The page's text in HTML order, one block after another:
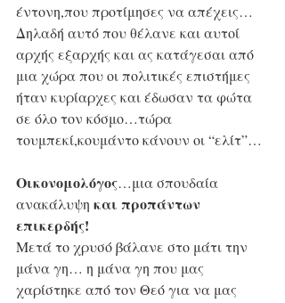
έντονη,που προτίμησες να απέχεις…
Δηλαδή αυτό που θέλανε και αυτοί
αρχής εξαρχής και ας κατάγεσαι από
μια χώρα που οι πολιτικές επιστήμες
ήταν κυρίαρχες και έδωσαν τα φώτα
σε όλο τον κόσμο…τώρα
τουμπεκί,κουμάντο κάνουν οι “ελίτ”…
Οικονομολόγος…μια σπουδαία
ανακάλυψη και προπάντων
επικερδής!
Μετά το χρυσό βάλανε στο μάτι την
μάνα γη… η μάνα γη που μας
χαρίστηκε από τον Θεό για να μας